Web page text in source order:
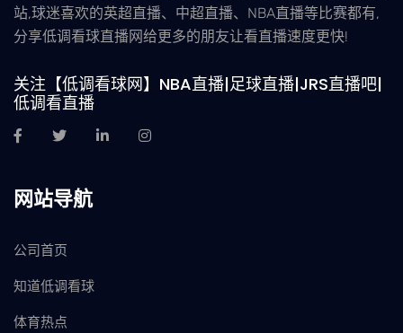
站,球迷喜欢的英超直播、中超直播、NBA直播等比赛都有,
分享低调看球直播网给更多的朋友让看直播速度更快!
关注【低调看球网】NBA直播|足球直播|JRS直播吧|
低调看直播
网站导航
公司首页
知道低调看球
体育热点